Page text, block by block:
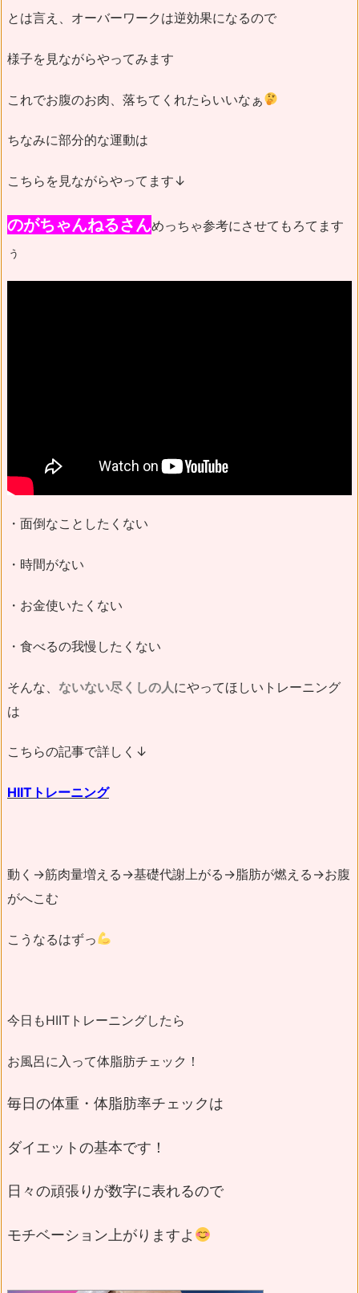
とは言え、オーバーワークは逆効果になるので
様子を見ながらやってみます
これでお腹のお肉、落ちてくれたらいいなぁ
ちなみに部分的な運動は
こちらを見ながらやってます↓
のがちゃんねるさんめっちゃ参考にさせてもろてます
ぅ
・面倒なことしたくない
・時間がない
・お金使いたくない
・食べるの我慢したくない
そんな、 ないない尽くしの人にやってほしいトレーニング
は
こちらの記事で詳しく↓
HIITトレーニング
動く→筋肉量増える→基礎代謝上がる→脂肪が燃える→お腹
がへこむ
こうなるはずっ
今日もHIITトレーニングしたら
お風呂に入って体脂肪チェック！
毎日の体重・体脂肪率チェックは
ダイエットの基本です！
日々の頑張りが数字に表れるので
モチベーション上がりますよ